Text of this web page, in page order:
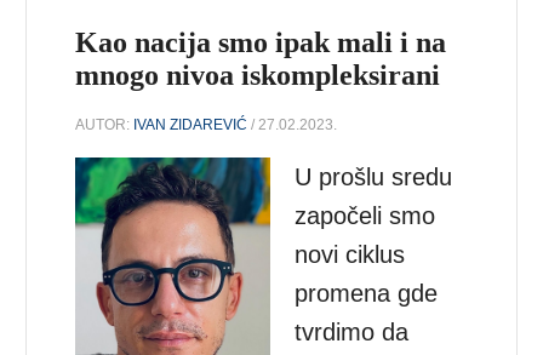
Kao nacija smo ipak mali i na
mnogo nivoa iskompleksirani
AUTOR: IVAN ZIDAREVIĆ / 27.02.2023.
U prošlu sredu
započeli smo
novi ciklus
promena gde
tvrdimo da